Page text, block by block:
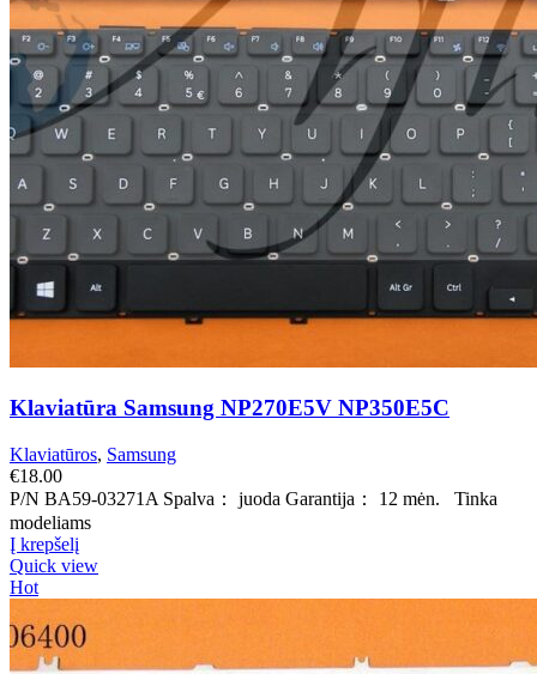
Klaviatūra Samsung NP270E5V NP350E5C
Klaviatūros, Samsung
€18.00
P/N BA59-03271A Spalva： juoda Garantija： 12 mėn. Tinka
modeliams
Į krepšelį
Quick view
Hot